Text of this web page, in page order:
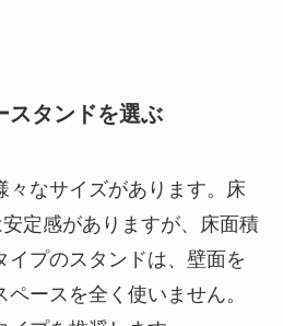
スタンドを選ぶ
々なサイズがあります。床
定感がありますが、床面積
イプのスタンドは、壁面を
ースを全く使いません。